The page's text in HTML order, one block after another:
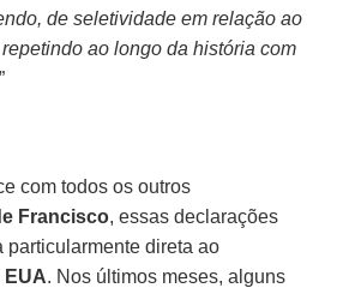
de seletividade em relação ao
ao longo da história com
”
com todos os outros
Francisco, essas declarações
particularmente direta ao
. Nos últimos meses, alguns